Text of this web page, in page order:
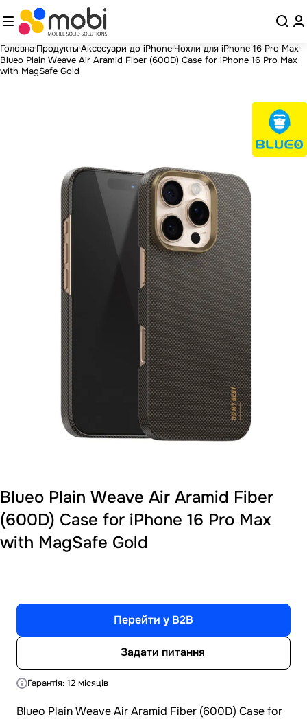
Головна Продукты Аксесуари до iPhoneЧохли для iPhone 16 Pro Max
Blueo Plain Weave Air Aramid Fiber (600D) Case for iPhone 16 Pro Max
with MagSafe Gold
Blueo Plain Weave Air Aramid Fiber
(600D) Case for iPhone 16 Pro Max
with MagSafe Gold
Перейти у B2B
Задати питання
Гарантія: 12 місяців
Blueo Plain Weave Air Aramid Fiber (600D) Case for